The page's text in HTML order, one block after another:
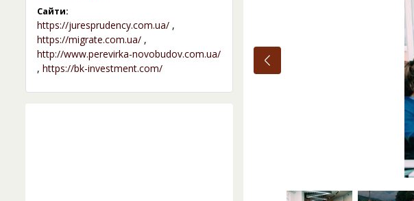
Сайти:
https://juresprudency.com.ua/ ,
https://migrate.com.ua/ ,
http://www.perevirka-novobudov.com.ua/
, https://bk-investment.com/